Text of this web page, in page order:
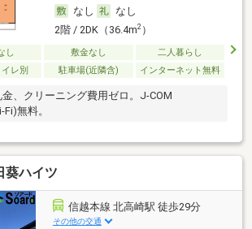
なし
なし
2階 / 2DK（36.4m2）
し 敷金なし
二人暮らし
レ別
駐車場(近隣含) インターネット無料
、クリーニング費用ゼロ。J-COM
Fi)無料。
葵ハイツ
信越本線 北高崎駅 徒歩29分
その他の交通